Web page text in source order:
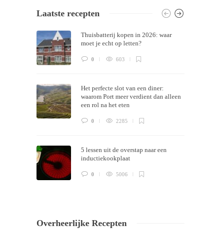
Themes bySilicon Themes . Join us right
now!
Laatste recepten
Thuisbatterij kopen in 2026: waar
moet je echt op letten?
0 603
Het perfecte slot van een diner:
waarom Port meer verdient dan alleen
een rol na het eten
0 2285
5 lessen uit de overstap naar een
inductiekookplaat
0 5006
Overheerlijke Recepten